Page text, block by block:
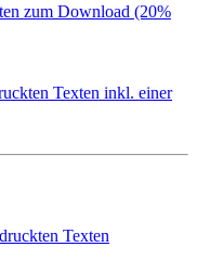
zum Download (20%
Texten inkl. einer
Texten